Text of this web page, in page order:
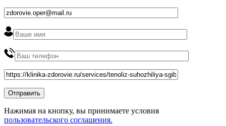
Нажимая на кнопку, вы принимаете условия
пользовательского соглашения.